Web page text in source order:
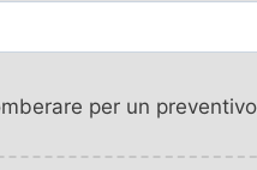
per un preventivo